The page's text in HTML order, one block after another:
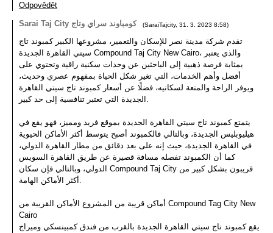
Odpovědět
Sarai Taj City كومباوند سراي وتاج
(SaraiTajcity, 31. 3. 2023 8:58)
تقدم شركة مدينة نصر للإسكان والتعمير، مشروعها الكبير كمبوند تاج
سيتي القاهرة الجديدة Compound Taj City New Cairo، والذي يعتبر
بمثابة فرصة ذهبية إلى الباحثين عن وحدات سكنية راقية وتحتوي على
أفضل وأهم الخدمات، التي تغير شكل الحياة بمفهوم عصري وحديث،
ويوفر الراحة والمتعة لسكانيه، فضلًا عن أسعار كمبوند تاج سيتي القاهرة
الجديدة التي تعتبر تنافسية إلى حد كبير.
يتمتع كمبوند تاج سيتي القاهرة الجديدة بموقع فريد ومميز، فهو يقع في
هيليوبليس الجديدة، وبالتالي فالكمبوند أصبح يتوسط أكثر الأماكن الحيوية
في القاهرة الجديدة، حيث إنه على بعد دقائق من مطار القاهرة الدولي،
كما أن الكمبوند تفصله مسافة قصيرة عن طريق القاهرة السويس
الدولي، وبالتالي فإن سكان Compound Taj City قريبون بشكل كبير من
أكثر الأماكن الهامة.
أماكن قريبة من المشروع الأماكن القريبة من Compound Tag City New
Cairo
يقع كمبوند تاج سيتي القاهرة الجديدة بالقرب من فندق كمبينسكي وميراج